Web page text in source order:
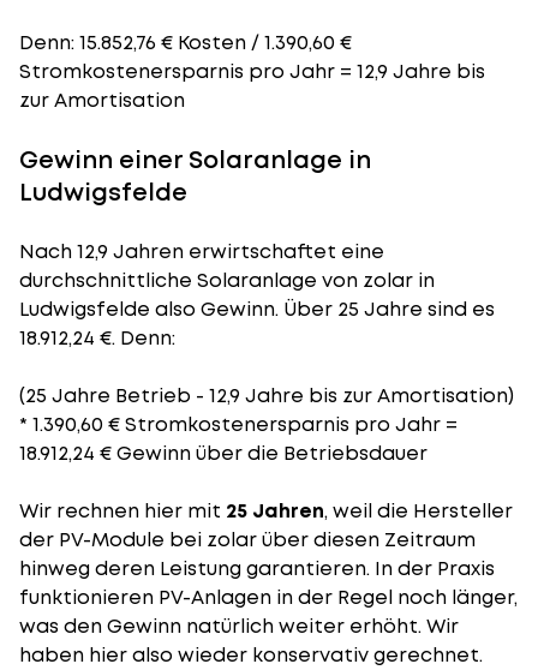
Denn: 15.852,76 € Kosten / 1.390,60 €
Stromkostenersparnis pro Jahr = 12,9 Jahre bis
zur Amortisation
Gewinn einer Solaranlage in
Ludwigsfelde
Nach 12,9 Jahren erwirtschaftet eine
durchschnittliche Solaranlage von zolar in
Ludwigsfelde also Gewinn. Über 25 Jahre sind es
18.912,24 €. Denn:
(25 Jahre Betrieb - 12,9 Jahre bis zur Amortisation)
* 1.390,60 € Stromkostenersparnis pro Jahr =
18.912,24 € Gewinn über die Betriebsdauer
Wir rechnen hier mit 25 Jahren, weil die Hersteller
der PV-Module bei zolar über diesen Zeitraum
hinweg deren Leistung garantieren. In der Praxis
funktionieren PV-Anlagen in der Regel noch länger,
was den Gewinn natürlich weiter erhöht. Wir
haben hier also wieder konservativ gerechnet.